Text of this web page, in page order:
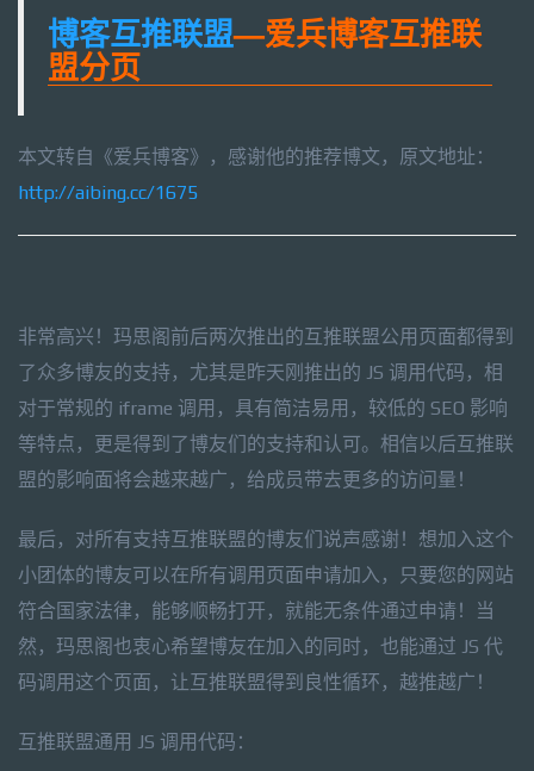
博客互推联盟—爱兵博客互推联
盟分页
本文转自《爱兵博客》，感谢他的推荐博文，原文地址：
http://aibing.cc/1675
非常高兴！玛思阁前后两次推出的互推联盟公用页面都得到
了众多博友的支持，尤其是昨天刚推出的 JS 调用代码，相
对于常规的 iframe 调用，具有简洁易用，较低的 SEO 影响
等特点，更是得到了博友们的支持和认可。相信以后互推联
盟的影响面将会越来越广，给成员带去更多的访问量！
最后，对所有支持互推联盟的博友们说声感谢！想加入这个
小团体的博友可以在所有调用页面申请加入，只要您的网站
符合国家法律，能够顺畅打开，就能无条件通过申请！当
然，玛思阁也衷心希望博友在加入的同时，也能通过 JS 代
码调用这个页面，让互推联盟得到良性循环，越推越广！
互推联盟通用 JS 调用代码：